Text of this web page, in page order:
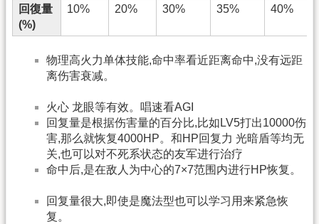
回復量
(%)
10% 20% 30% 35% 40%
物理高火力单体技能,命中率看近距离命中,没有远距
离伤害衰减。
火心 龙眼等有效。唱速看AGI
回复量是根据伤害量的百分比,比如LV5打出10000伤
害,那么就恢复4000HP。和HP回复力 光暗盾等均无
关,也可以对不死系状态的友军进行治疗
命中后,是在敌人为中心的7×7范围内进行HP恢复。
回复量很大,即使是魔法型也可以学习用来紧急恢
复。